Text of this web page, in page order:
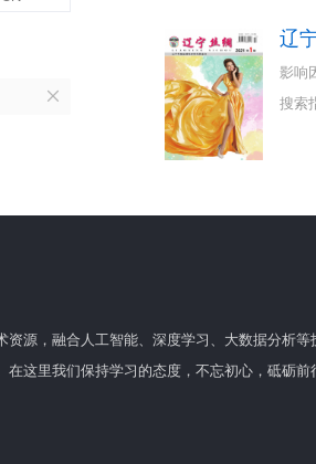
辽
影响
搜索
资源，融合人工智能、深度学习、大数据分析
在这里我们保持学习的态度，不忘初心，砥砺前